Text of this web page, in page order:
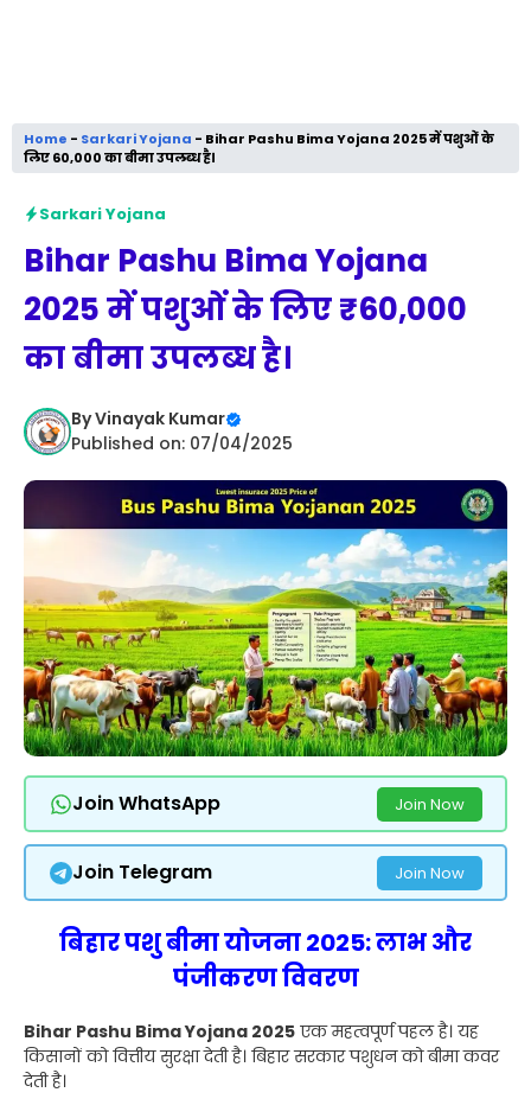
Home - Sarkari Yojana - Bihar Pashu Bima Yojana 2025 में पशुओं के
लिए ₹60,000 का बीमा उपलब्ध है।
Sarkari Yojana
Bihar Pashu Bima Yojana
2025 में पशुओं के लिए ₹60,000
का बीमा उपलब्ध है।
ByVinayak Kumar
Published on: 07/04/2025
Join WhatsApp Join Now
Join Telegram Join Now
बिहार पशु बीमा योजना 2025: लाभ और
पंजीकरण विवरण
Bihar Pashu Bima Yojana 2025 एक महत्वपूर्ण पहल है। यह
किसानों को वित्तीय सुरक्षा देती है। बिहार सरकार पशुधन को बीमा कवर
देती है।